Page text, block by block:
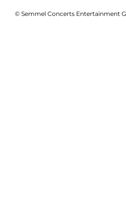
© Semmel Concerts Entertainment